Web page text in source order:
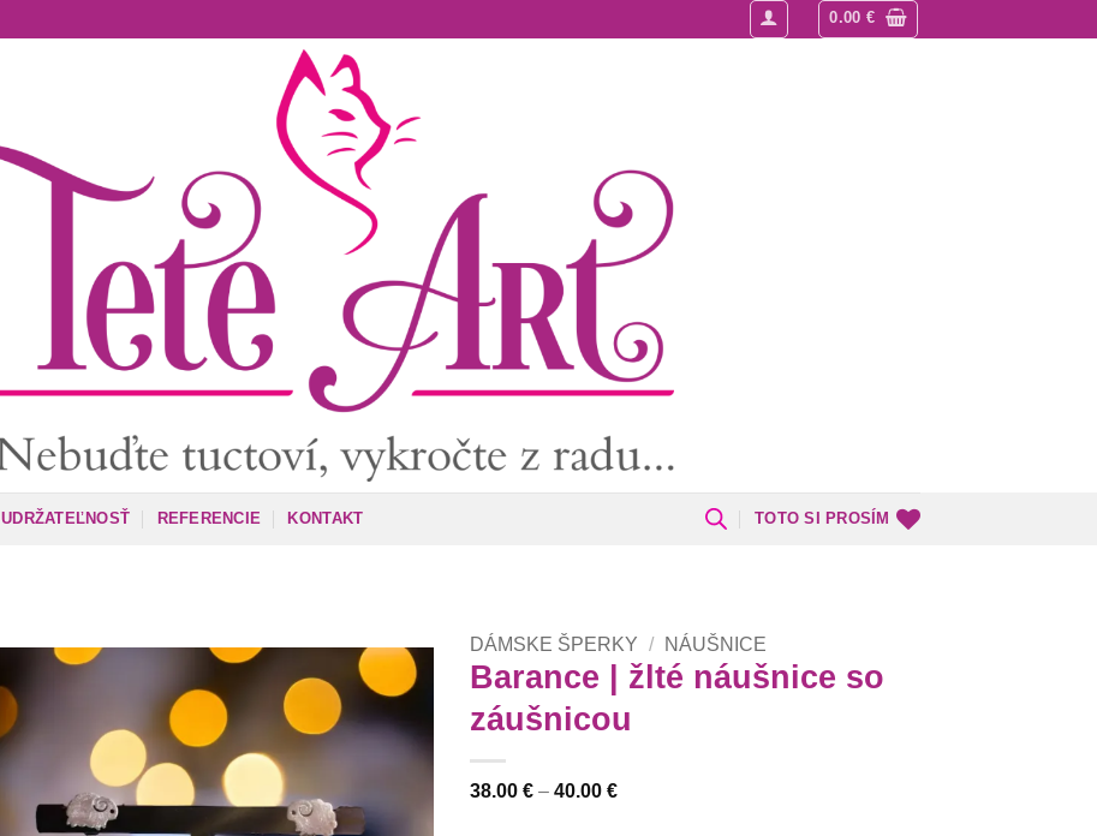
0.00€
UDRŽATEĽNOSŤ REFERENCIE KONTAKT TOTO SI PROSÍM
Túto
DÁMSKE ŠPERKY / NÁUŠNICE
Barance | žlté náušnice so
záušnicou
38.00 € – 40.00 €Price